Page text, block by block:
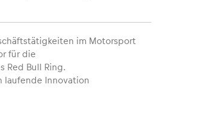
im Motorsport
für die
Red Bull Ring.
laufende Innovation